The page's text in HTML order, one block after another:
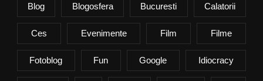
Blog Blogosfera Bucuresti Calatorii
Ces Evenimente Film Filme
Fotoblog Fun Google Idiocracy